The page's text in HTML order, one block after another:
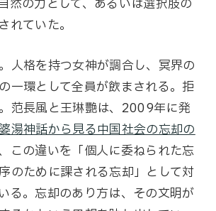
然の力として、あるいは選択肢の
れていた。
人格を持つ女神が調合し、冥界の
一環として全員が飲まされる。拒
范長風と王琳艷は、2009年に発
湯神話から見る中国社会の忘却の
この違いを「個人に委ねられた忘
のために課される忘却」として対
る。忘却のあり方は、その文明が